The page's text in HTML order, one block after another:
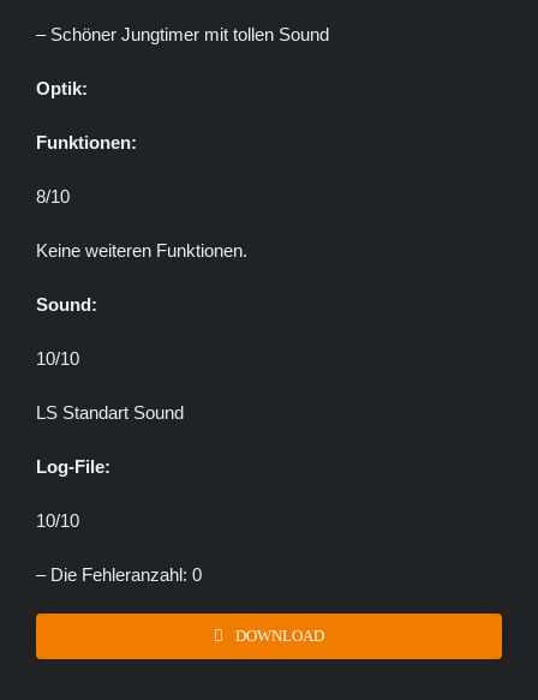
– Schöner Jungtimer mit tollen Sound
Optik:
Funktionen:
8/10
Keine weiteren Funktionen.
Sound:
10/10
LS Standart Sound
Log-File:
10/10
– Die Fehleranzahl: 0
DOWNLOAD